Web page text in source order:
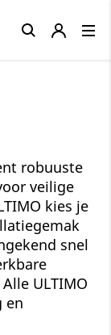
robuuste
veilige
kies je
snel
ULTIMO
en
Close